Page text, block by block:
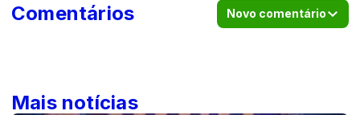
Comentários Novo comentário
Mais notícias